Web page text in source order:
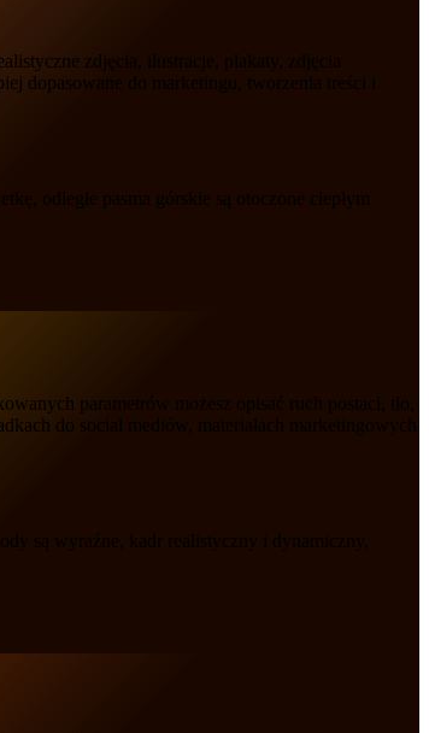
zdjęcia, ilustracje, plakaty, zdjęcia
dopasowane do marketingu, tworzenia treści i
odległe pasma górskie są otoczone ciepłym
parametrów możesz opisać ruch postaci, tło,
do social mediów, materiałach marketingowych
są wyraźne, kadr realistyczny i dynamiczny,